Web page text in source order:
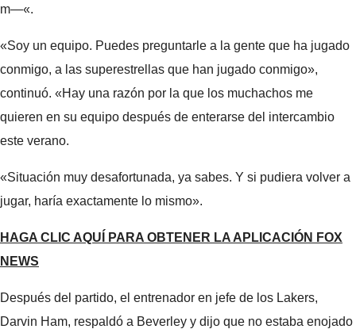
m—«.
«Soy un equipo. Puedes preguntarle a la gente que ha jugado
conmigo, a las superestrellas que han jugado conmigo»,
continuó. «Hay una razón por la que los muchachos me
quieren en su equipo después de enterarse del intercambio
este verano.
«Situación muy desafortunada, ya sabes. Y si pudiera volver a
jugar, haría exactamente lo mismo».
HAGA CLIC AQUÍ PARA OBTENER LA APLICACIÓN FOX
NEWS
Después del partido, el entrenador en jefe de los Lakers,
Darvin Ham, respaldó a Beverley y dijo que no estaba enojado